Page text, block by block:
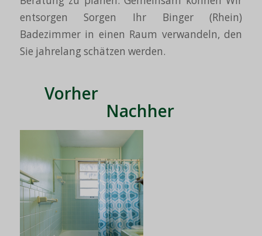
entsorgen Sorgen Ihr Binger (Rhein)
Badezimmer in einen Raum verwandeln, den
Sie jahrelang schätzen werden.
Vorher
Nachher